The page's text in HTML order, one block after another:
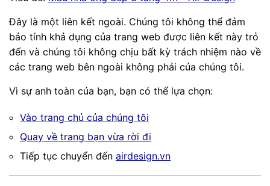
Đây là một liên kết ngoài. Chúng tôi không thể đảm
bảo tính khả dụng của trang web được liên kết này trỏ
đến và chúng tôi không chịu bất kỳ trách nhiệm nào về
các trang web bên ngoài không phải của chúng tôi.
Vì sự anh toàn của bạn, bạn có thể lựa chọn:
Vào trang chủ của chúng tôi
Quay về trang bạn vừa rời đi
Tiếp tục chuyển đến airdesign.vn